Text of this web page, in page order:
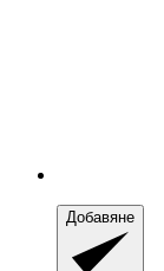
Добавяне